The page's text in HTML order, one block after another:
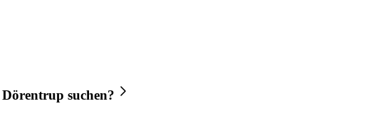
Dörentrup suchen?